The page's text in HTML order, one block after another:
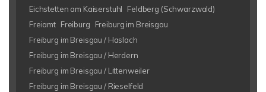
Eichstetten am Kaiserstuhl
Feldberg (Schwarzwald)
Freiamt Freiburg
Freiburg im Breisgau
Freiburg im Breisgau / Haslach
Freiburg im Breisgau / Herdern
Freiburg im Breisgau / Littenweiler
Freiburg im Breisgau / Rieselfeld